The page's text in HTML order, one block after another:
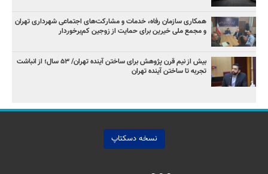
همکاری سازمان رفاه، خدمات و مشارکت‌های اجتماعی شهرداری تهران
و مجمع ملی خیرین برای حمایت از زوجین کم‌برخوردار
بیش از نیم قرن پژوهش برای ساختن آینده تهران/ ۵۳ سال؛ از انباشت
تجربه تا ساختن آینده تهران
نسخه دسکتاپ